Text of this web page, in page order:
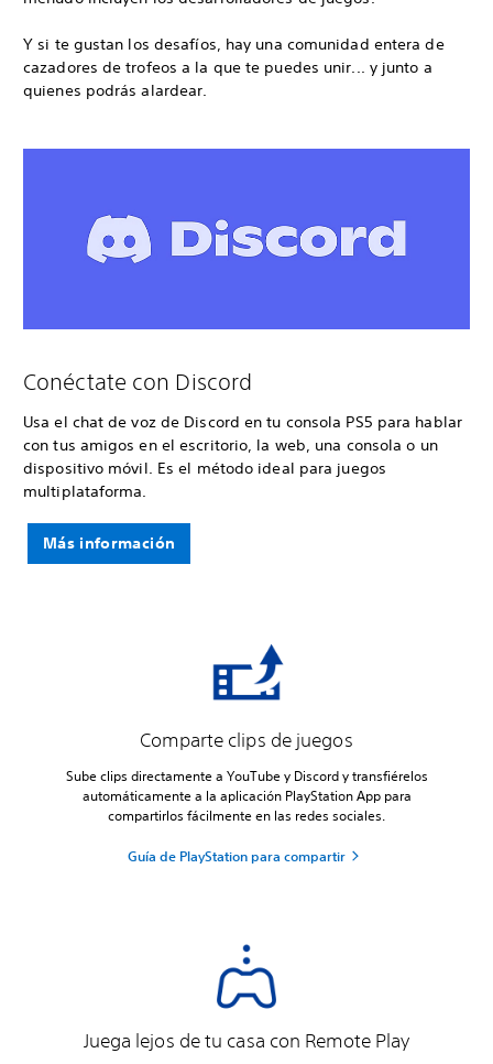
Y si te gustan los desafíos, hay una comunidad entera de
cazadores de trofeos a la que te puedes unir... y junto a
quienes podrás alardear.
Conéctate con Discord
Usa el chat de voz de Discord en tu consola PS5 para hablar
con tus amigos en el escritorio, la web, una consola o un
dispositivo móvil. Es el método ideal para juegos
multiplataforma.
Más información
Comparte clips de juegos
Sube clips directamente a YouTube y Discord y transfiérelos
automáticamente a la aplicación PlayStation App para
compartirlos fácilmente en las redes sociales.
Guía de PlayStation para compartir
Juega lejos de tu casa con Remote Play